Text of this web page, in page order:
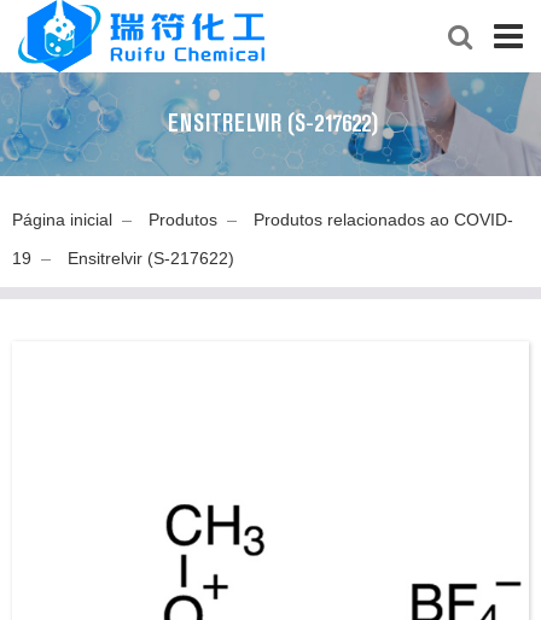
ENSITRELVIR (S-217622)
Página inicial Produtos
Produtos relacionados ao COVID-
19
Ensitrelvir (S-217622)